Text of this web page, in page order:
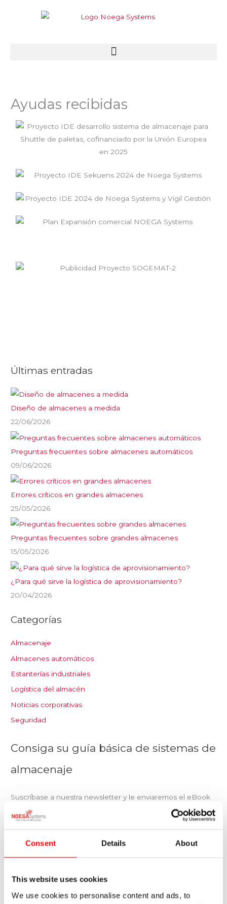
Consent Details About
This website uses cookies
We use cookies to personalise content and ads, to
Ayudas recibidas
Últimas entradas
Diseño de almacenes a medida
22/06/2026
Preguntas frecuentes sobre almacenes automáticos
09/06/2026
Errores críticos en grandes almacenes
25/05/2026
Preguntas frecuentes sobre grandes almacenes
15/05/2026
¿Para qué sirve la logística de aprovisionamiento?
20/04/2026
Categorías
Almacenaje
Almacenes automáticos
Estanterías industriales
Logística del almacén
Noticias corporativas
Seguridad
Consiga su guía básica de sistemas de
almacenaje
Suscríbase a nuestra newsletter y le enviaremos el eBook
«Almacenaje: Estanterías Industriales. Colección Guías
Básicas de Almacenamiento Industrial» totalmente gratis.
Contacto
Rellene este pequeño formulario para plantearnos